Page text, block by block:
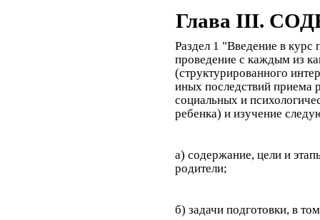
Глава III.
Раздел 1 "Введение в
проведение с каждым из
(структурированного
иных последствий приема
социальных и
ребенка) и изучение
а) содержание, цели и
родители;
б) задачи подготовки, в